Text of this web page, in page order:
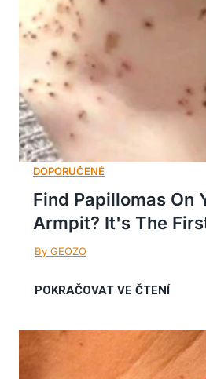
Find Papillomas On
Armpit? It's The